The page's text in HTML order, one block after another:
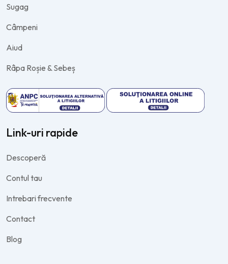
Sugag
Câmpeni
Aiud
Râpa Roșie & Sebeș
Link-uri rapide
Descoperă
Contul tau
Intrebari frecvente
Contact
Blog